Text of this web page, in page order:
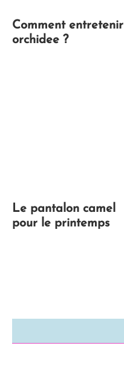
Comment entretenir
orchidee ?
Le pantalon camel
pour le printemps